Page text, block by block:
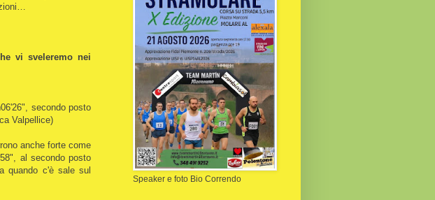
vi sveleremo nei
secondo posto
Valpellice)
anche forte come
al secondo posto
quando c'è sale sul
Speaker e foto Bio Correndo